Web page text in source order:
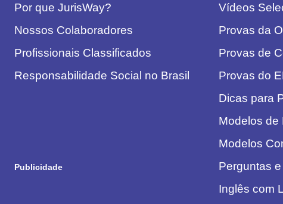
Por que JurisWay?
Nossos Colaboradores
Profissionais Classificados
Responsabilidade Social no Brasil
Publicidade
Vídeos
Provas da
Provas de
Provas do
Dicas para
Modelos de
Modelos
Perguntas
Inglês com